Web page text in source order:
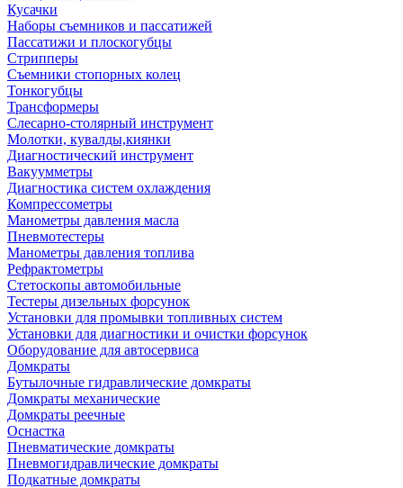
Кусачки
Наборы съемников и пассатижей
Пассатижи и плоскогубцы
Стрипперы
Съемники стопорных колец
Тонкогубцы
Трансформеры
Слесарно-столярный инструмент
Молотки, кувалды,киянки
Диагностический инструмент
Вакуумметры
Диагностика систем охлаждения
Компрессометры
Манометры давления масла
Пневмотестеры
Манометры давления топлива
Рефрактометры
Стетоскопы автомобильные
Тестеры дизельных форсунок
Установки для промывки топливных систем
Установки для диагностики и очистки форсунок
Оборудование для автосервиса
Домкраты
Бутылочные гидравлические домкраты
Домкраты механические
Домкраты реечные
Оснастка
Пневматические домкраты
Пневмогидравлические домкраты
Подкатные домкраты